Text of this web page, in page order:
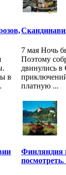
в
7 мая Ночь
Поэтому
двинулись в
платную ...
Финляндия